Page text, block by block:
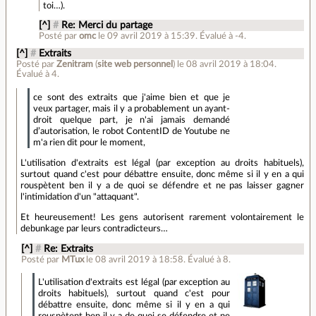
toi…).
[^] # Re: Merci du partage
Posté paromc le 09 avril 2019 à 15:39. Évalué à -4.
[^] # Extraits
Posté parZenitram (site web personnel ) le 08 avril 2019 à 18:04.
Évalué à4.
ce sont des extraits que j'aime bien et que je
veux partager, mais il y a probablement un ayant-
droit quelque part, je n'ai jamais demandé
d’autorisation, le robot ContentID de Youtube ne
m'a rien dit pour le moment,
L'utilisation d'extraits est légal (par exception au droits habituels),
surtout quand c'est pour débattre ensuite, donc même si il y en a qui
rouspètent ben il y a de quoi se défendre et ne pas laisser gagner
l'intimidation d'un "attaquant".
Et heureusement! Les gens autorisent rarement volontairement le
debunkage par leurs contradicteurs…
[^] # Re: Extraits
Posté par MTux le 08 avril 2019 à 18:58. Évalué à 8.
L'utilisation d'extraits est légal (par exception au
droits habituels), surtout quand c'est pour
débattre ensuite, donc même si il y en a qui